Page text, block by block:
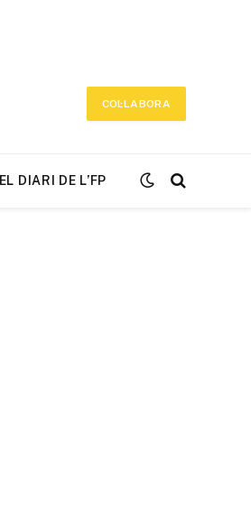
COL·LABORA
EL DIARI DE L’FP